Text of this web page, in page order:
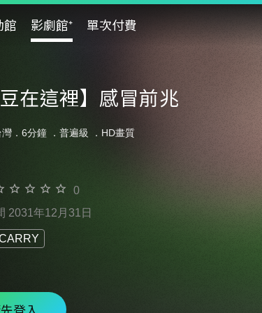
館 影劇館⁺ 單次付費
豆在這裡】感冒前兆
．6分鐘 ． 普遍級 ．HD畫質
0
2031年12月31日